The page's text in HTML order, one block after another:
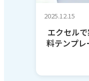
2025.12.15
エクセル
料テンプ